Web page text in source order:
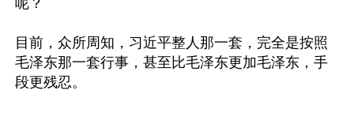
呢？
目前，众所周知，习近平整人那一套，完全是按照
毛泽东那一套行事，甚至比毛泽东更加毛泽东，手
段更残忍。